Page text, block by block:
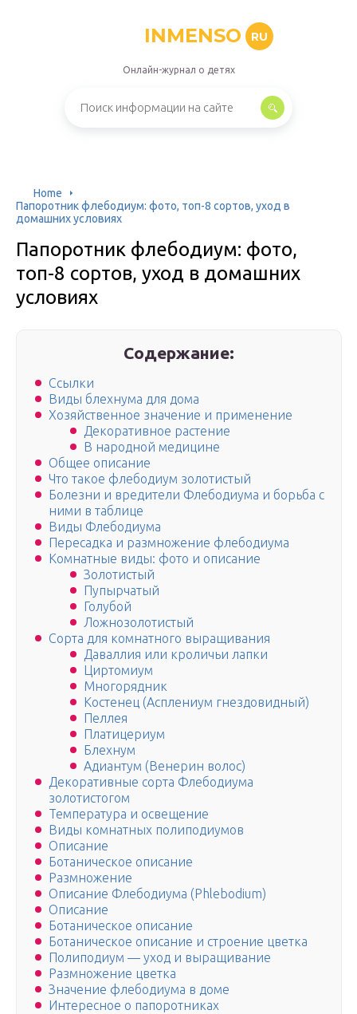
INMENSO RU
Онлайн-журнал о детях
Home
Папоротник флебодиум: фото, топ-8 сортов, уход в
домашних условиях
Папоротник флебодиум: фото,
топ-8 сортов, уход в домашних
условиях
Содержание:
Ссылки
Виды блехнума для дома
Хозяйственное значение и применение
Декоративное растение
В народной медицине
Общее описание
Что такое флебодиум золотистый
Болезни и вредители Флебодиума и борьба с
ними в таблице
Виды Флебодиума
Пересадка и размножение флебодиума
Комнатные виды: фото и описание
Золотистый
Пупырчатый
Голубой
Ложнозолотистый
Сорта для комнатного выращивания
Даваллия или кроличьи лапки
Циртомиум
Многорядник
Костенец (Асплениум гнездовидный)
Пеллея
Платицериум
Блехнум
Адиантум (Венерин волос)
Декоративные сорта Флебодиума
золотистогом
Температура и освещение
Виды комнатных полиподиумов
Описание
Ботаническое описание
Размножение
Описание Флебодиума (Phlebodium)
Описание
Ботаническое описание
Ботаническое описание и строение цветка
Полиподиум — уход и выращивание
Размножение цветка
Значение флебодиума в доме
Интересное о папоротниках